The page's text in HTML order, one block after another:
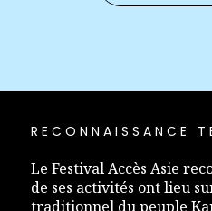
RECONNAISSANCE
Le Festival Accès Asie
de ses activités ont lieu
traditionnel du peuple